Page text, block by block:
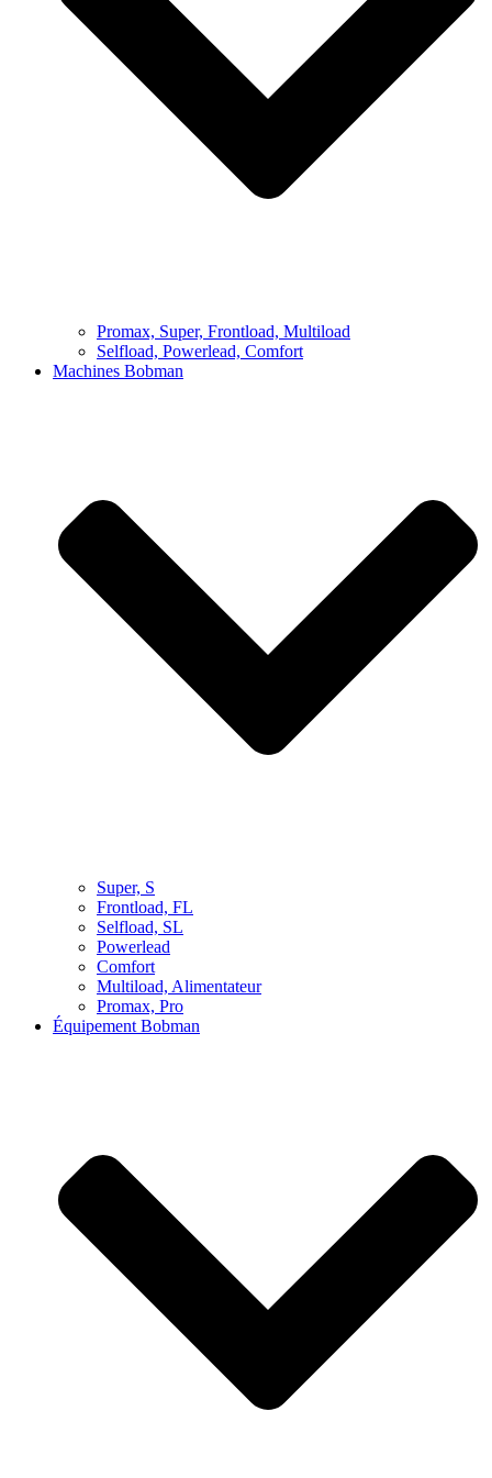
Promax, Super, Frontload, Multiload
Selfload, Powerlead, Comfort
Machines Bobman
Super, S
Frontload, FL
Selfload, SL
Powerlead
Comfort
Multiload, Alimentateur
Promax, Pro
Équipement Bobman